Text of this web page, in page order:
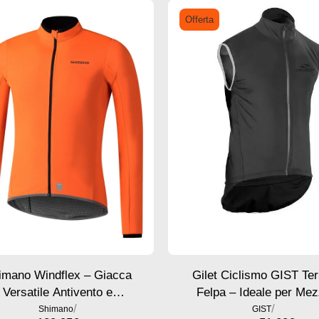
Windflex – Giacca
Versatile Antivento e
Impermeabile
Shimano/
Offerta
Gilet Ciclismo GIST
Felpa – Ideale per
Stagione e Climi
GIST/